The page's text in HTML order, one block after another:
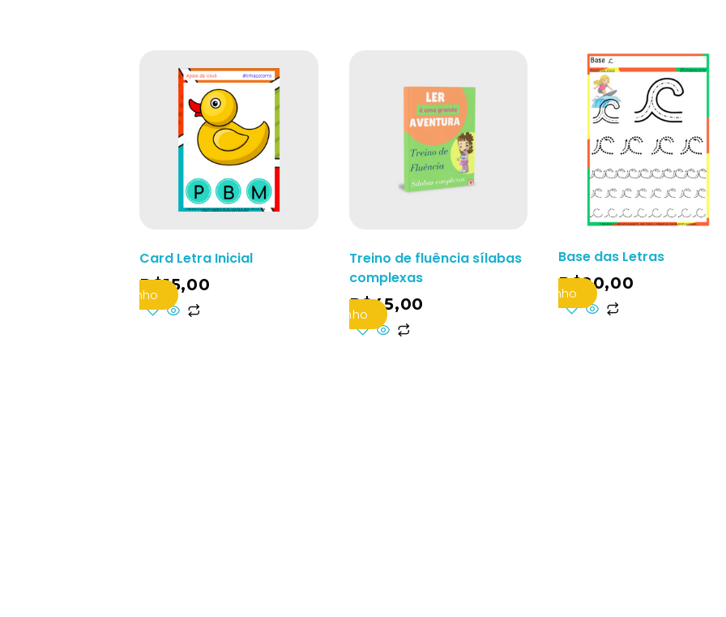
Card Letra Inicial
R$15,00
Adicionar Ao Carrinho
Treino de fluência sílabas
complexas
R$45,00
Adicionar Ao Carrinho
Base das Letras
R$20,00
Adicionar Ao Carrinho